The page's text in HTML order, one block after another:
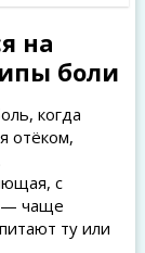
на
боли
когда
отёком,
с
— чаще
ту или